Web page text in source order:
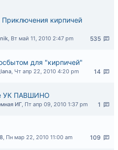
кирпичей
535
, Вт май 11, 2010 2:47 pm
для "кирпичей"
14
, Чт апр 22, 2010 4:20 pm
УК ПАВШИНО
1
ИГ, Пт апр 09, 2010 1:37 pm
109
, Пн мар 22, 2010 11:00 am